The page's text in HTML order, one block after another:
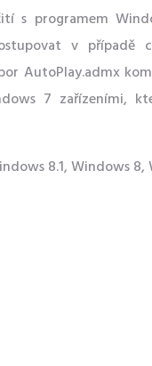
s ​​programem
v případě
AutoPlay.admx
7 zařízeními,
8.1, Windows 8,